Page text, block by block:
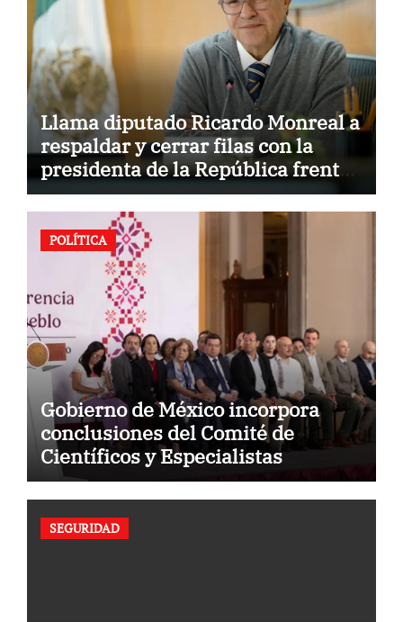
Llama diputado Ricardo Monreal a
respaldar y cerrar filas con la
presidenta de la República frente
a la hostilidad de políticas del
exterior
POLÍTICA
Gobierno de México incorpora
conclusiones del Comité de
Científicos y Especialistas
SEGURIDAD